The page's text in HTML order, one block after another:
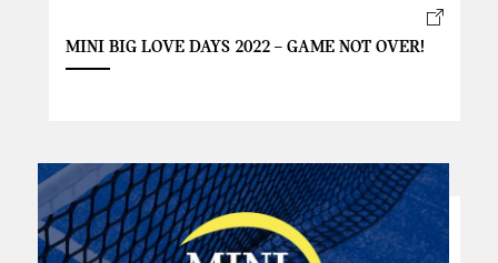
MINI BIG LOVE DAYS 2022 – GAME NOT OVER!